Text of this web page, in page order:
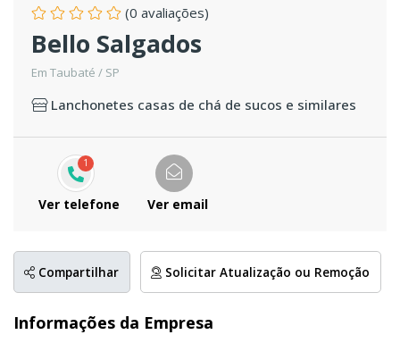
(0 avaliações)
Bello Salgados
Em Taubaté / SP
Lanchonetes casas de chá de sucos e similares
1
Ver telefone Ver email
Compartilhar Solicitar Atualização ou Remoção
Informações da Empresa